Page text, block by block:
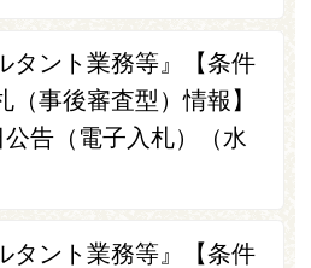
タント業務等』【条件
（事後審査型）情報】
告（電子入札）（水
タント業務等』【条件